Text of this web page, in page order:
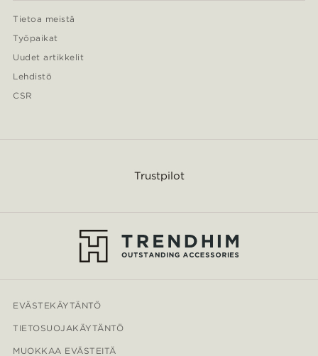
Tietoa meistä
Työpaikat
Uudet artikkelit
Lehdistö
CSR
Trustpilot
EVÄSTEKÄYTÄNTÖ
TIETOSUOJAKÄYTÄNTÖ
MUOKKAA EVÄSTEITÄ